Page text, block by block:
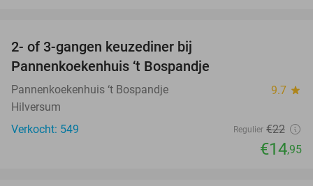
2- of 3-gangen keuzediner bij
Pannenkoekenhuis ‘t Bospandje
Pannenkoekenhuis ‘t Bospandje 9.7 star
Hilversum
Verkocht: 549
Regulier €22
€14,95